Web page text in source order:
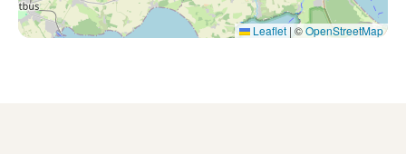
Leaflet | ©OpenStreetMap